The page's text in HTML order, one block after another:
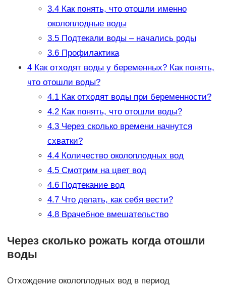
3.4Как понять, что отошли именно
околоплодные воды
3.5Подтекали воды – начались роды
3.6Профилактика
4Как отходят воды у беременных? Как понять,
что отошли воды?
4.1Как отходят воды при беременности?
4.2Как понять, что отошли воды?
4.3Через сколько времени начнутся
схватки?
4.4Количество околоплодных вод
4.5Смотрим на цвет вод
4.6Подтекание вод
4.7Что делать, как себя вести?
4.8Врачебное вмешательство
Через сколько рожать когда отошли
воды
Отхождение околоплодных вод в период